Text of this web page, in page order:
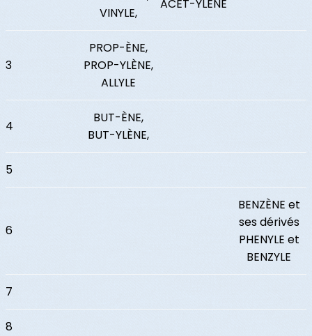
VINYLE,
ACÉT-YLÈNE
3
PROP-ÈNE,
PROP-YLÈNE,
ALLYLE
4
BUT-ÈNE,
BUT-YLÈNE,
5
6
BENZÈNE et
ses dérivés
PHENYLE et
BENZYLE
7
8